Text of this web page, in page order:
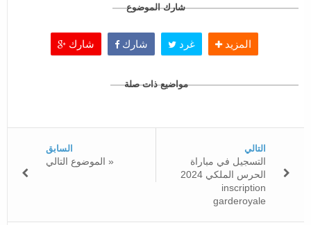
شارك الموضوع
شارك شارك غرد المزيد
مواضيع ذات صلة
التالي
التسجيل في مباراة
الحرس الملكي 2024
inscription
garderoyale
السابق
الموضوع التالي »